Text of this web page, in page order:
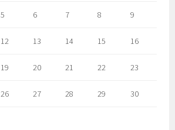
5 6 7 8 9
12 13 14 15 16
19 20 21 22 23
26 27 28 29 30